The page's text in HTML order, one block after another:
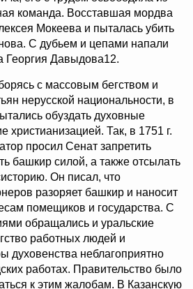
команда. Восставшая мордва
Мокеева и пыталась убить
С дубьем и цепами напали
Георгия Давыдова12.
с массовым бегством и
нерусской национальности, в
обуздать духовные
христианизацией. Так, в 1751 г.
просил Сенат запретить
башкир силой, а также отсылать
Он писал, что
разоряет башкир и наносит
помещиков и государства. С
обращались и уральские
работных людей и
духовенства неблагоприятно
работах. Правительство было
к этим жалобам. В Казанскую